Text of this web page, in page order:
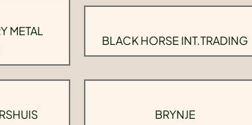
METAL
BLACK HORSE INT.TRADING
BRYNJE